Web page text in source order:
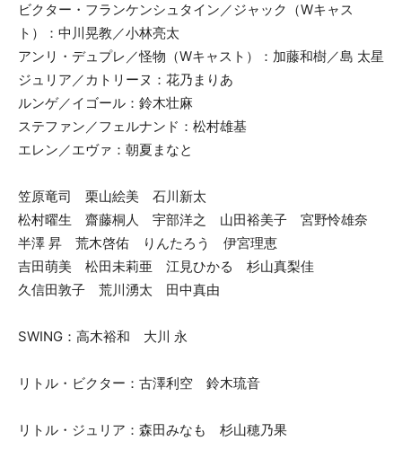
ビクター・フランケンシュタイン／ジャック（Wキャス
ト）：中川晃教／小林亮太
アンリ・デュプレ／怪物（Wキャスト）：加藤和樹／島 太星
ジュリア／カトリーヌ：花乃まりあ
ルンゲ／イゴール：鈴木壮麻
ステファン／フェルナンド：松村雄基
エレン／エヴァ：朝夏まなと
笠原竜司 栗山絵美 石川新太
松村曜生 齋藤桐人 宇部洋之 山田裕美子 宮野怜雄奈
半澤 昇 荒木啓佑 りんたろう 伊宮理恵
吉田萌美 松田未莉亜 江見ひかる 杉山真梨佳
久信田敦子 荒川湧太 田中真由
SWING：高木裕和 大川 永
リトル・ビクター：古澤利空 鈴木琉音
リトル・ジュリア：森田みなも 杉山穂乃果